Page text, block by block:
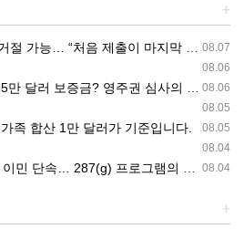
+
08.07
음 제출이 마지막 기회” 시대가 시작됩니다.
08.06
08.06
보증금? 영주권 심사의 새로운 변수
08.05
08.05
족 합산 1만 달러가 기준입니다.
08.04
08.04
속… 287(g) 프로그램의 대대적 확장
+